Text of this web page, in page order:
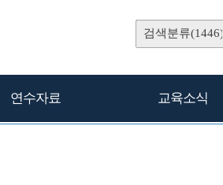
검색분류(1446)
연수자료 교육소식